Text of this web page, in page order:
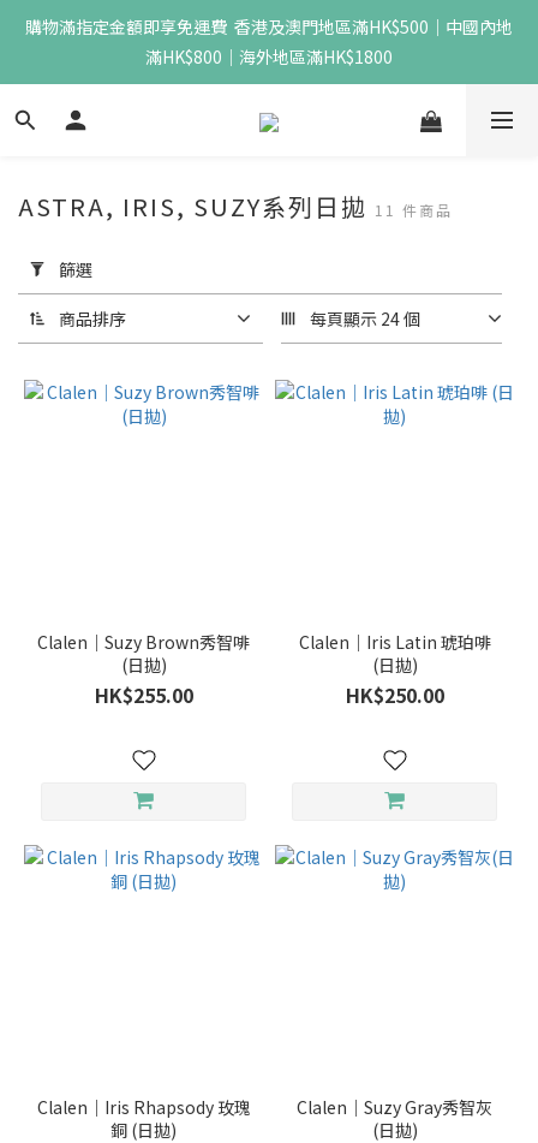
購物滿指定金額即享免運費  香港及澳門地區滿HK$500｜中國內地
滿HK$800｜海外地區滿HK$1800
用
篩
選
(0/20)
價格
牌
月、
季、半
ASTRA, IRIS, SUZY系列日拋 11 件商品
篩選
商品排序 每頁顯示 24 個
Clalen｜Suzy Brown秀智啡
(日拋)
HK$255.00
Clalen｜Iris Latin 琥珀啡
(日拋)
HK$250.00
Clalen｜Iris Rhapsody 玫瑰
銅 (日拋)
Clalen｜Suzy Gray秀智灰
(日拋)